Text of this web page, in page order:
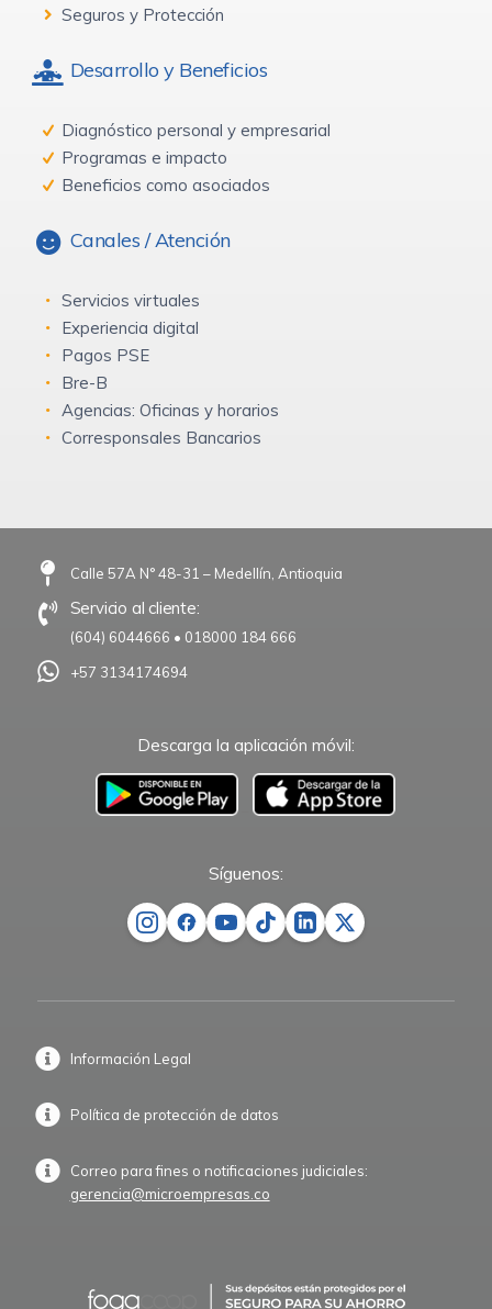
Seguros y Protección
Desarrollo y Beneficios
Diagnóstico personal y empresarial
Programas e impacto
Beneficios como asociados
Canales / Atención
Servicios virtuales
Experiencia digital
Pagos PSE
Bre-B
Agencias: Oficinas y horarios
Corresponsales Bancarios
Calle 57A N° 48-31 – Medellín, Antioquia
Servicio al cliente:
(604) 6044666 • 018000 184 666
+57 3134174694
Descarga la aplicación móvil:
–
Síguenos:
Información Legal
Política de protección de datos
Correo para fines o notificaciones judiciales:
gerencia@microempresas.co